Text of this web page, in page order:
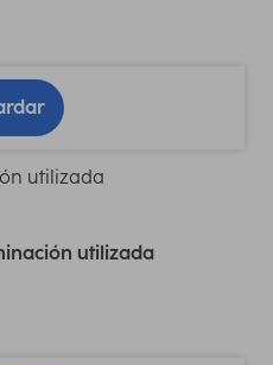
utilizada
utilizada